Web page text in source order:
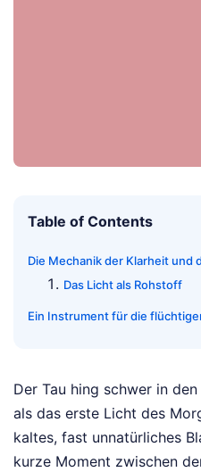
Table of Contents
Die Mechanik der Klarheit und
Das Licht als Rohstoff
Ein Instrument für die
Der Tau hing schwer in
als das erste Licht des
kaltes, fast unnatürliches
kurze Moment zwischen